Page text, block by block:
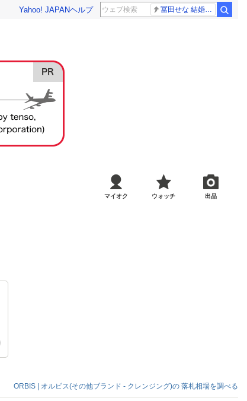
Yahoo! JAPANヘルプ 冨田せな 結婚発表
マイオク ウォッチ 出品
ORBIS | オルビス(その他ブランド - クレンジング)の 落札相場を調べる